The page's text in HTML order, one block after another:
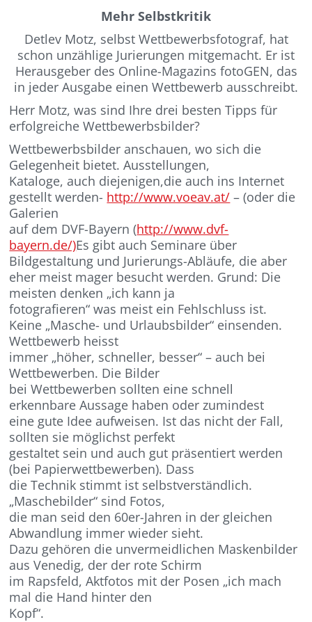
Mehr Selbstkritik
Detlev Motz, selbst Wettbewerbsfotograf, hat
schon unzählige Jurierungen mitgemacht. Er ist
Herausgeber des Online-Magazins fotoGEN, das
in jeder Ausgabe einen Wettbewerb ausschreibt.
Herr Motz, was sind Ihre drei besten Tipps für
erfolgreiche Wettbewerbsbilder?
Wettbewerbsbilder anschauen, wo sich die
Gelegenheit bietet. Ausstellungen,
Kataloge, auch diejenigen,die auch ins Internet
gestellt werden- http://www.voeav.at/ – (oder die
Galerien
auf dem DVF-Bayern (http://www.dvf-
bayern.de/)Es gibt auch Seminare über
Bildgestaltung und Jurierungs-Abläufe, die aber
eher meist mager besucht werden. Grund: Die
meisten denken „ich kann ja
fotografieren“ was meist ein Fehlschluss ist.
Keine „Masche- und Urlaubsbilder“ einsenden.
Wettbewerb heisst
immer „höher, schneller, besser“ – auch bei
Wettbewerben. Die Bilder
bei Wettbewerben sollten eine schnell
erkennbare Aussage haben oder zumindest
eine gute Idee aufweisen. Ist das nicht der Fall,
sollten sie möglichst perfekt
gestaltet sein und auch gut präsentiert werden
(bei Papierwettbewerben). Dass
die Technik stimmt ist selbstverständlich.
„Maschebilder“ sind Fotos,
die man seid den 60er-Jahren in der gleichen
Abwandlung immer wieder sieht.
Dazu gehören die unvermeidlichen Maskenbilder
aus Venedig, der der rote Schirm
im Rapsfeld, Aktfotos mit der Posen „ich mach
mal die Hand hinter den
Kopf“.